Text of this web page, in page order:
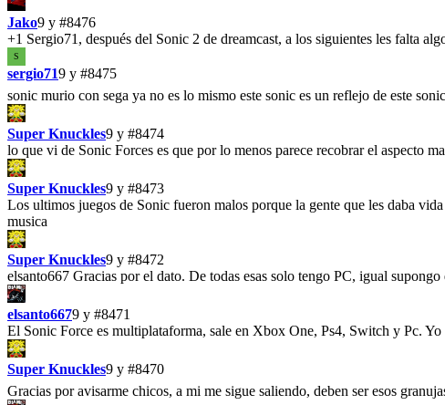
Jako9 y #8476
+1 Sergio71, después del Sonic 2 de dreamcast, a los siguientes les falta
S
sergio719 y #8475
sonic murio con sega ya no es lo mismo este sonic es un reflejo de este
Super Knuckles9 y #8474
lo que vi de Sonic Forces es que por lo menos parece recobrar el aspecto
Super Knuckles9 y #8473
Los ultimos juegos de Sonic fueron malos porque la gente que les daba
musica
Super Knuckles9 y #8472
elsanto667 Gracias por el dato. De todas esas solo tengo PC, igual
elsanto6679 y #8471
El Sonic Force es multiplataforma, sale en Xbox One, Ps4, Switch y Pc.
Super Knuckles9 y #8470
Gracias por avisarme chicos, a mi me sigue saliendo, deben ser esos